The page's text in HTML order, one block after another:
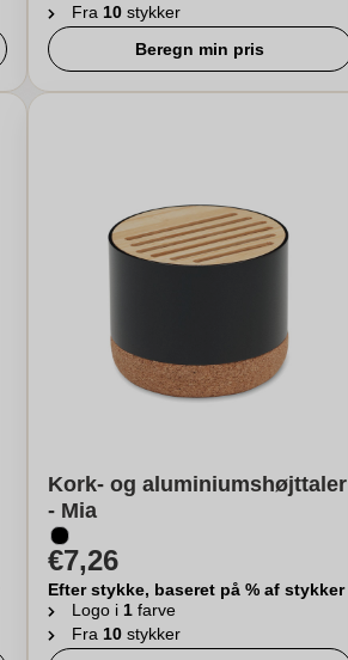
Fra 10 stykker
Beregn min pris
Kork- og aluminiumshøjttaler
- Mia
€7,26
Efter stykke, baseret på % af stykker
Logo i 1 farve
Fra 10 stykker